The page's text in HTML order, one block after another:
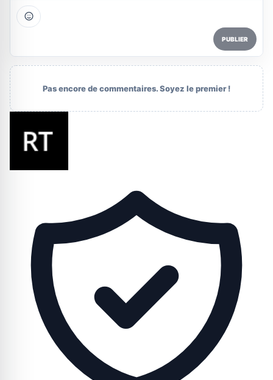
PUBLIER
Pas encore de commentaires. Soyez le premier !